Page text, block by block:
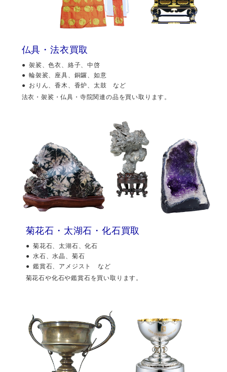
仏具・法衣買取
袈裟、色衣、絡子、中啓
輪袈裟、座具、銅鑼、如意
おりん、香木、香炉、太鼓 など
法衣・袈裟・仏具・寺院関連の品を買い取ります。
菊花石・太湖石・化石買取
菊花石、太湖石、化石
水石、水晶、菊石
鑑賞石、アメジスト など
菊花石や化石や鑑賞石を買い取ります。